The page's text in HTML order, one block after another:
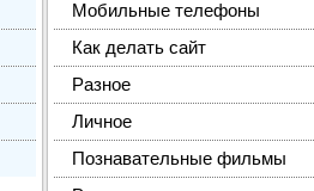
Мобильные телефоны
Как делать сайт
Разное
Личное
Познавательные фильмы